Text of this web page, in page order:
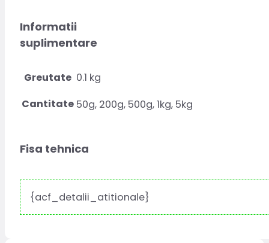
Informatii
suplimentare
Greutate 0.1 kg
Cantitate 50g, 200g, 500g, 1kg, 5kg
Fisa tehnica
{acf_detalii_atitionale}